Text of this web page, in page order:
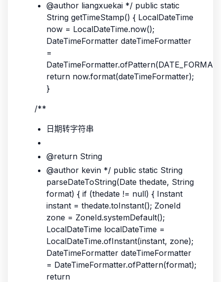
@author liangxuekai */ public static
String getTimeStamp() { LocalDateTime
now = LocalDateTime.now();
DateTimeFormatter dateTimeFormatter
=
return now.format(dateTimeFormatter);
}
/**
日期转字符串
@return String
@author kevin */ public static String
parseDateToString(Date thedate, String
format) { if (thedate != null) { Instant
instant = thedate.toInstant(); ZoneId
zone = ZoneId.systemDefault();
LocalDateTime localDateTime =
LocalDateTime.ofInstant(instant, zone);
DateTimeFormatter dateTimeFormatter
= DateTimeFormatter.ofPattern(format);
return